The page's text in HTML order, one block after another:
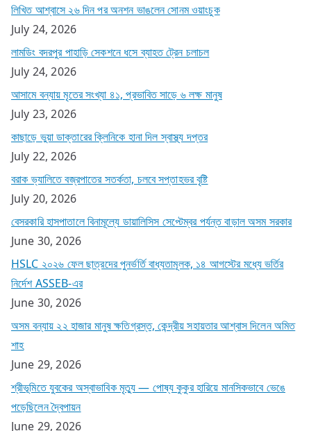
লিখিত আশ্বাসে ২৬ দিন পর অনশন ভাঙলেন সোনম ওয়াংচুক
July 24, 2026
লামডিং বদরপুর পাহাড়ি সেকশনে ধসে ব্যাহত ট্রেন চলাচল
July 24, 2026
আসামে বন্যায় মৃতের সংখ্যা ৪১, প্রভাবিত সাড়ে ৬ লক্ষ মানুষ
July 23, 2026
কাছাড়ে ভুয়া ডাক্তারের ক্লিনিকে হানা দিল স্বাস্থ্য দপ্তর
July 22, 2026
বরাক ভ্যালিতে বজ্রপাতের সতর্কতা, চলবে সপ্তাহভর বৃষ্টি
July 20, 2026
বেসরকারি হাসপাতালে বিনামূল্যে ডায়ালিসিস সেপ্টেম্বর পর্যন্ত বাড়াল অসম সরকার
June 30, 2026
HSLC ২০২৬ ফেল ছাত্রদের পুনর্ভর্তি বাধ্যতামূলক, ১৪ আগস্টের মধ্যে ভর্তির
নির্দেশ ASSEB-এর
June 30, 2026
অসম বন্যায় ২২ হাজার মানুষ ক্ষতিগ্রস্ত, কেন্দ্রীয় সহায়তার আশ্বাস দিলেন অমিত
শাহ
June 29, 2026
শ্রীভূমিতে যুবকের অস্বাভাবিক মৃত্যু — পোষ্য কুকুর হারিয়ে মানসিকভাবে ভেঙে
পড়েছিলেন দ্বৈপায়ন
June 29, 2026